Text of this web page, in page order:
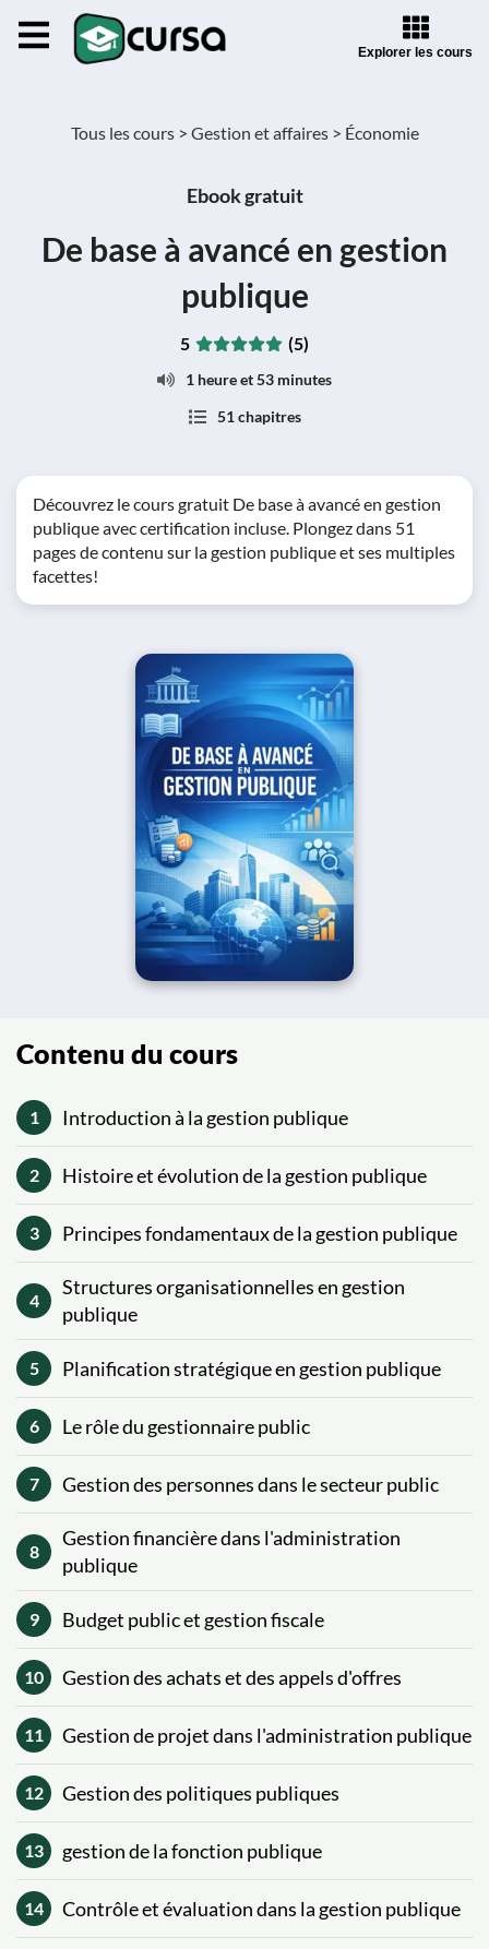
Explorer les cours
Tous les cours > Gestion et affaires > Économie
Ebook gratuit
De base à avancé en gestion
publique
5 (5)
1 heure et 53 minutes
51 chapitres
Découvrez le cours gratuit De base à avancé en gestion
publique avec certification incluse. Plongez dans 51
pages de contenu sur la gestion publique et ses multiples
facettes!
Contenu du cours
1 Introduction à la gestion publique
2 Histoire et évolution de la gestion publique
3 Principes fondamentaux de la gestion publique
4
Structures organisationnelles en gestion
publique
5 Planification stratégique en gestion publique
6 Le rôle du gestionnaire public
7 Gestion des personnes dans le secteur public
8
Gestion financière dans l'administration
publique
9 Budget public et gestion fiscale
10 Gestion des achats et des appels d'offres
11 Gestion de projet dans l'administration publique
12 Gestion des politiques publiques
13 gestion de la fonction publique
14 Contrôle et évaluation dans la gestion publique